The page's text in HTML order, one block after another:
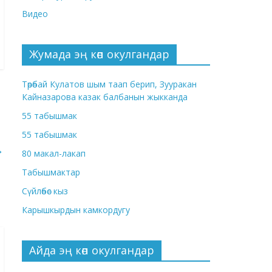
Видео
Жумада эң көп окулгандар
Төрөбай Кулатов шым таап берип, Зууракан
Кайназарова казак балбанын жыкканда
55 табышмак
55 табышмак
80 макал-лакап
Табышмактар
Сүйлөбөс кыз
Карышкырдын камкордугу
Айда эң көп окулгандар